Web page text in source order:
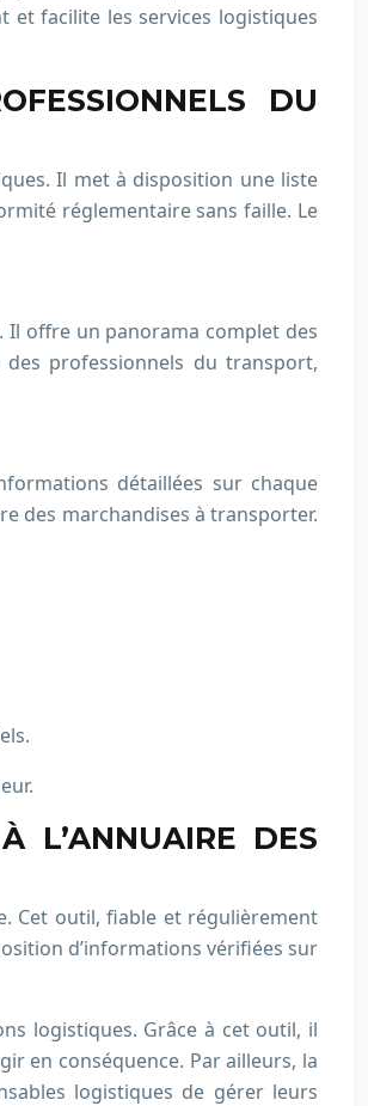
facilite les services logistiques
DU
Il met à disposition une liste
réglementaire sans faille. Le
Il offre un panorama complet des
professionnels du transport,
détaillées sur chaque
des marchandises à transporter.
L’ANNUAIRE DES
Cet outil, fiable et régulièrement
d’informations vérifiées sur
logistiques. Grâce à cet outil, il
en conséquence. Par ailleurs, la
logistiques de gérer leurs